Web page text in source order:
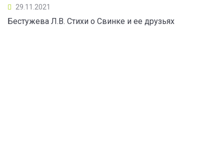
29.11.2021
Бестужева Л.В. Стихи о Свинке и ее друзьях